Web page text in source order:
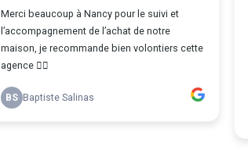
Merci beaucoup à Nancy pour le suivi et
l’accompagnement de l’achat de notre
maison, je recommande bien volontiers cette
agence 👍🏻
BS Baptiste Salinas